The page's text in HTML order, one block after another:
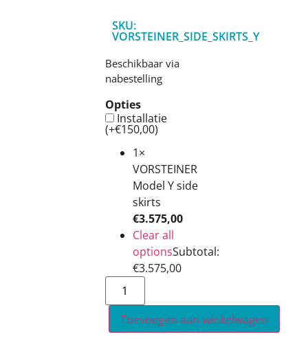
SKU:
VORSTEINER_SIDE_SKIRTS_Y
Beschikbaar via
nabestelling
Opties
Installatie
(+€150,00)
1×
VORSTEINER
Model Y side
skirts
€3.575,00
Clear all
optionsSubtotal:
€3.575,00
Toevoegen aan winkelwagen